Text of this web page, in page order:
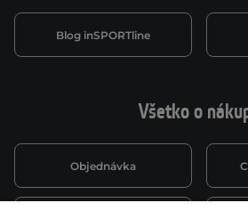
Všetko o
Objednávka
Blog inSPORTline